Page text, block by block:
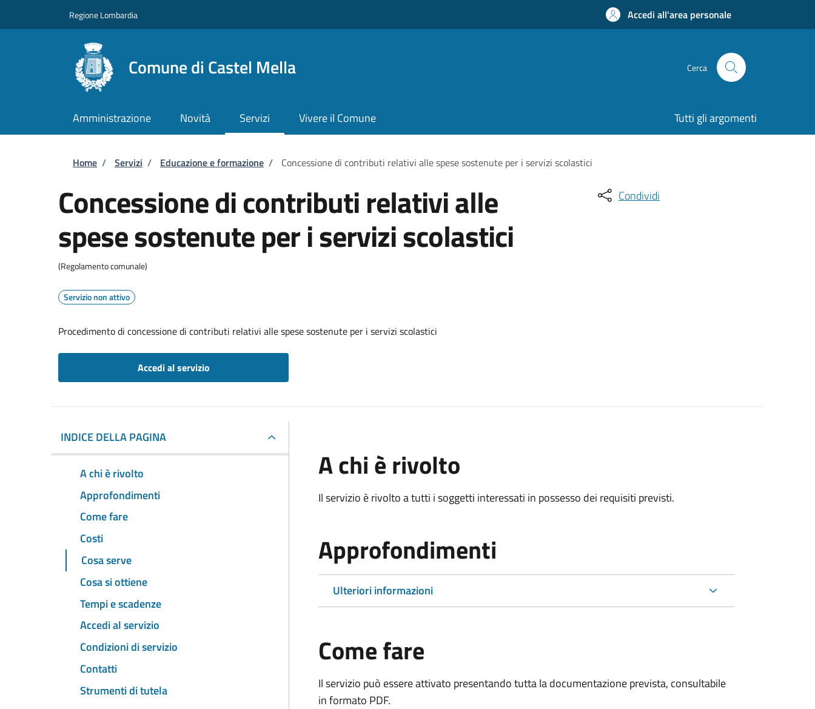
Regione Lombardia Accedi all'area personale
Comune di Castel Mella Cerca
Amministrazione Novità Servizi Vivere il Comune Tutti gli argomenti
Briciole di pane
Home / Servizi / Educazione e formazione / Concessione di contributi relativi alle spese sostenute per i servizi scolastici
Concessione di contributi relativi alle
spese sostenute per i servizi scolastici
(Regolamento comunale)
Servizio non attivo
Procedimento di concessione di contributi relativi alle spese sostenute per i servizi scolastici
Accedi al servizio
Condividi
INDICE DELLA PAGINA
A chi è rivolto
Approfondimenti
Come fare
Costi
Cosa serve
Cosa si ottiene
Tempi e scadenze
Accedi al servizio
Condizioni di servizio
Contatti
Strumenti di tutela
A chi è rivolto
Il servizio è rivolto a tutti i soggetti interessati in possesso dei requisiti previsti.
Approfondimenti
Ulteriori informazioni
Come fare
Il servizio può essere attivato presentando tutta la documentazione prevista, consultabile
in formato PDF.